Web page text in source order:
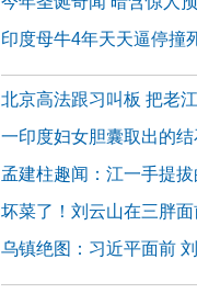
印度母牛4年天天逼停撞
北京高法跟习叫板 把老
一印度妇女胆囊取出的
孟建柱趣闻：江一手提
坏菜了！刘云山在三胖
乌镇绝图：习近平面前